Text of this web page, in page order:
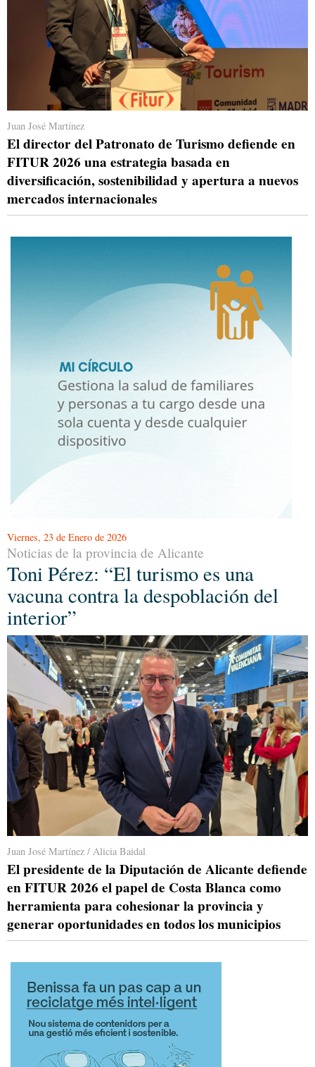
Juan José Martínez
El director del Patronato de Turismo defiende en
FITUR 2026 una estrategia basada en
diversificación, sostenibilidad y apertura a nuevos
mercados internacionales
Viernes, 23 de Enero de 2026
Noticias de la provincia de Alicante
Toni Pérez: “El turismo es una
vacuna contra la despoblación del
interior”
Juan José Martínez / Alicia Baidal
El presidente de la Diputación de Alicante defiende
en FITUR 2026 el papel de Costa Blanca como
herramienta para cohesionar la provincia y
generar oportunidades en todos los municipios